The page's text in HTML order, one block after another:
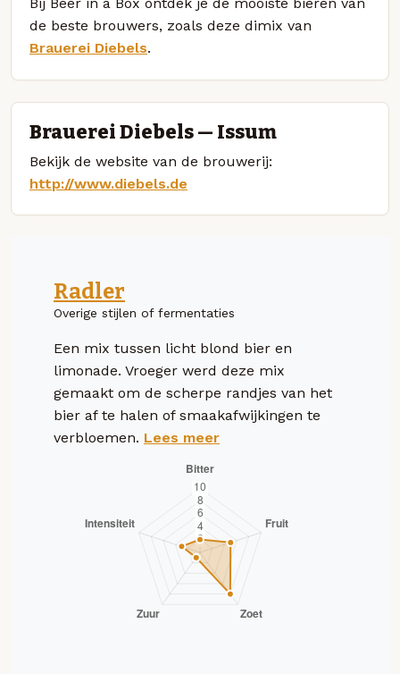
de beste brouwers, zoals deze dimix van
Brauerei Diebels.
Brauerei Diebels — Issum
Bekijk de website van de brouwerij:
http://www.diebels.de
Radler
Overige stijlen of fermentaties
Een mix tussen licht blond bier en
limonade. Vroeger werd deze mix
gemaakt om de scherpe randjes van het
bier af te halen of smaakafwijkingen te
verbloemen. Lees meer